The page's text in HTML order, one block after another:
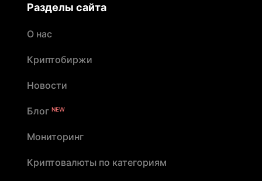
Разделы сайта
О нас
Криптобиржи
Новости
Блог NEW
Мониторинг
Криптовалюты по категориям